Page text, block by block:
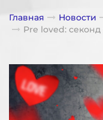
Главная Новости
Pre loved: